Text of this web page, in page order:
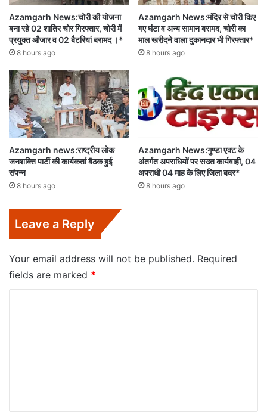
Azamgarh News:चोरी की योजना
बना रहे 02 शातिर चोर गिरफ्तार, चोरी में
प्रयुक्त औजार व 02 बैटरियां बरामद ।*
8 hours ago
Azamgarh News:मंदिर से चोरी किए
गए घंटा व अन्य सामान बरामद, चोरी का
माल खरीदने वाला दुकानदार भी गिरफ्तार*
8 hours ago
Azamgarh news:राष्ट्रीय लोक
जनशक्ति पार्टी की कार्यकर्ता बैठक हुई
संपन्न
8 hours ago
Azamgarh News:गुण्डा एक्ट के
अंतर्गत अपराधियों पर सख्त कार्यवाही, 04
अपराधी 04 माह के लिए जिला बदर*
8 hours ago
Leave a Reply
Your email address will not be published. Required
fields are marked *